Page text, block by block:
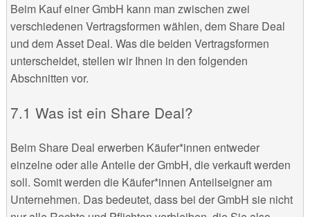
Beim Kauf einer GmbH kann man zwischen zwei
verschiedenen Vertragsformen wählen, dem Share Deal
und dem Asset Deal. Was die beiden Vertragsformen
unterscheidet, stellen wir Ihnen in den folgenden
Abschnitten vor.
Was ist ein Share Deal?
Beim Share Deal erwerben Käufer*innen entweder
einzelne oder alle Anteile der GmbH, die verkauft werden
soll. Somit werden die Käufer*innen Anteilseigner am
Unternehmen. Das bedeutet, dass bei der GmbH sie nicht